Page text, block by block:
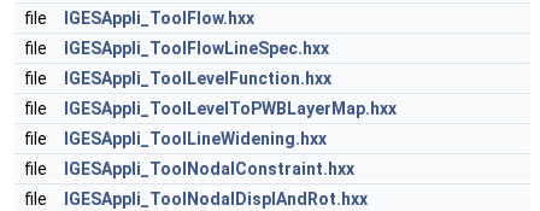
file
IGESAppli_ToolFlow.hxx
file
IGESAppli_ToolFlowLineSpec.hxx
file
IGESAppli_ToolLevelFunction.hxx
file
IGESAppli_ToolLevelToPWBLayerMap.hxx
file
IGESAppli_ToolLineWidening.hxx
file
IGESAppli_ToolNodalConstraint.hxx
file
IGESAppli_ToolNodalDisplAndRot.hxx